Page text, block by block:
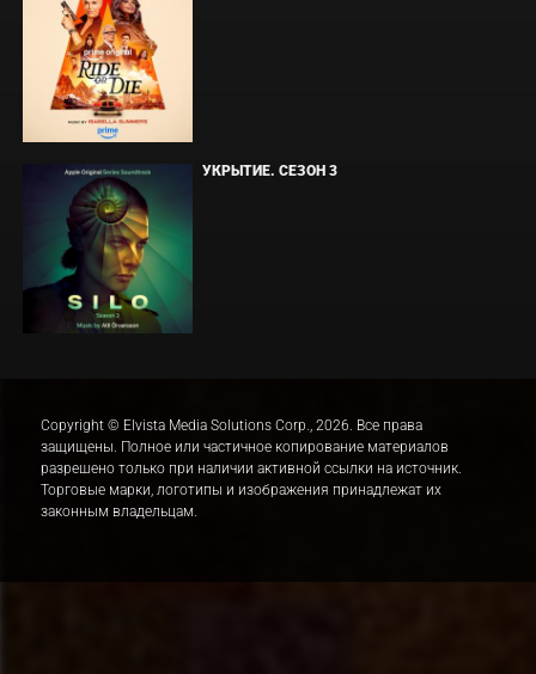
УКРЫТИЕ. СЕЗОН 3
Copyright © Elvista Media Solutions Corp., 2026. Все права
защищены. Полное или частичное копирование материалов
разрешено только при наличии активной ссылки на источник.
Торговые марки, логотипы и изображения принадлежат их
законным владельцам.